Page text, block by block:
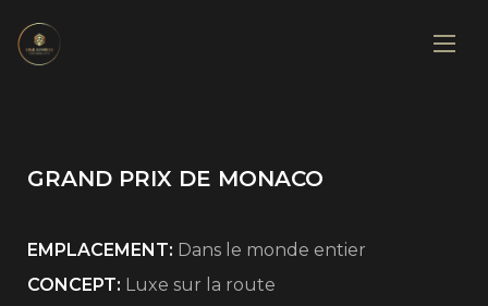
GRAND PRIX DE MONACO
EMPLACEMENT: Dans le monde entier
CONCEPT: Luxe sur la route